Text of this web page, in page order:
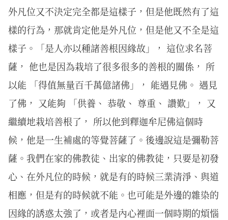
外凡位又不決定完全都是這樣子，但是他既然有了這
樣的行為，那就肯定他是外凡位，但是他又不全是這
樣子。「是人亦以種諸善根因緣故」， 這位求名菩
薩， 他也是因為栽培了很多很多的善根的關係， 所
以能 「得值無量百千萬億諸佛」， 能遇見佛。 遇見
了佛， 又能夠 「供養、 恭敬、 尊重、 讚歎」， 又
繼續地栽培善根了， 所以他到釋迦牟尼佛這個時
候，他是一生補處的等覺菩薩了。後邊說這是彌勒菩
薩。我們在家的佛教徒、出家的佛教徒，只要是初發
心、在外凡位的時候，就是有的時候三業清淨、與道
相應，但是有的時候就不能。也可能是外邊的雜染的
因緣的誘惑太強了，或者是內心裡面一個時期的煩惱